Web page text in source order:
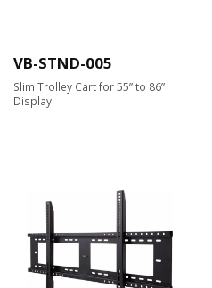
VB-STND-005
Slim Trolley Cart for 55” to 86”
Display